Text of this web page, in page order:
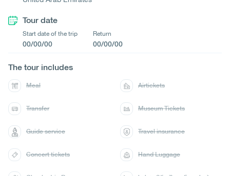
Tour date
Start date of the trip
00/00/00
Return
00/00/00
The tour includes
Meal Airtickets
Transfer Museum Tickets
Guide service Travel insurance
Concert tickets Hand Luggage